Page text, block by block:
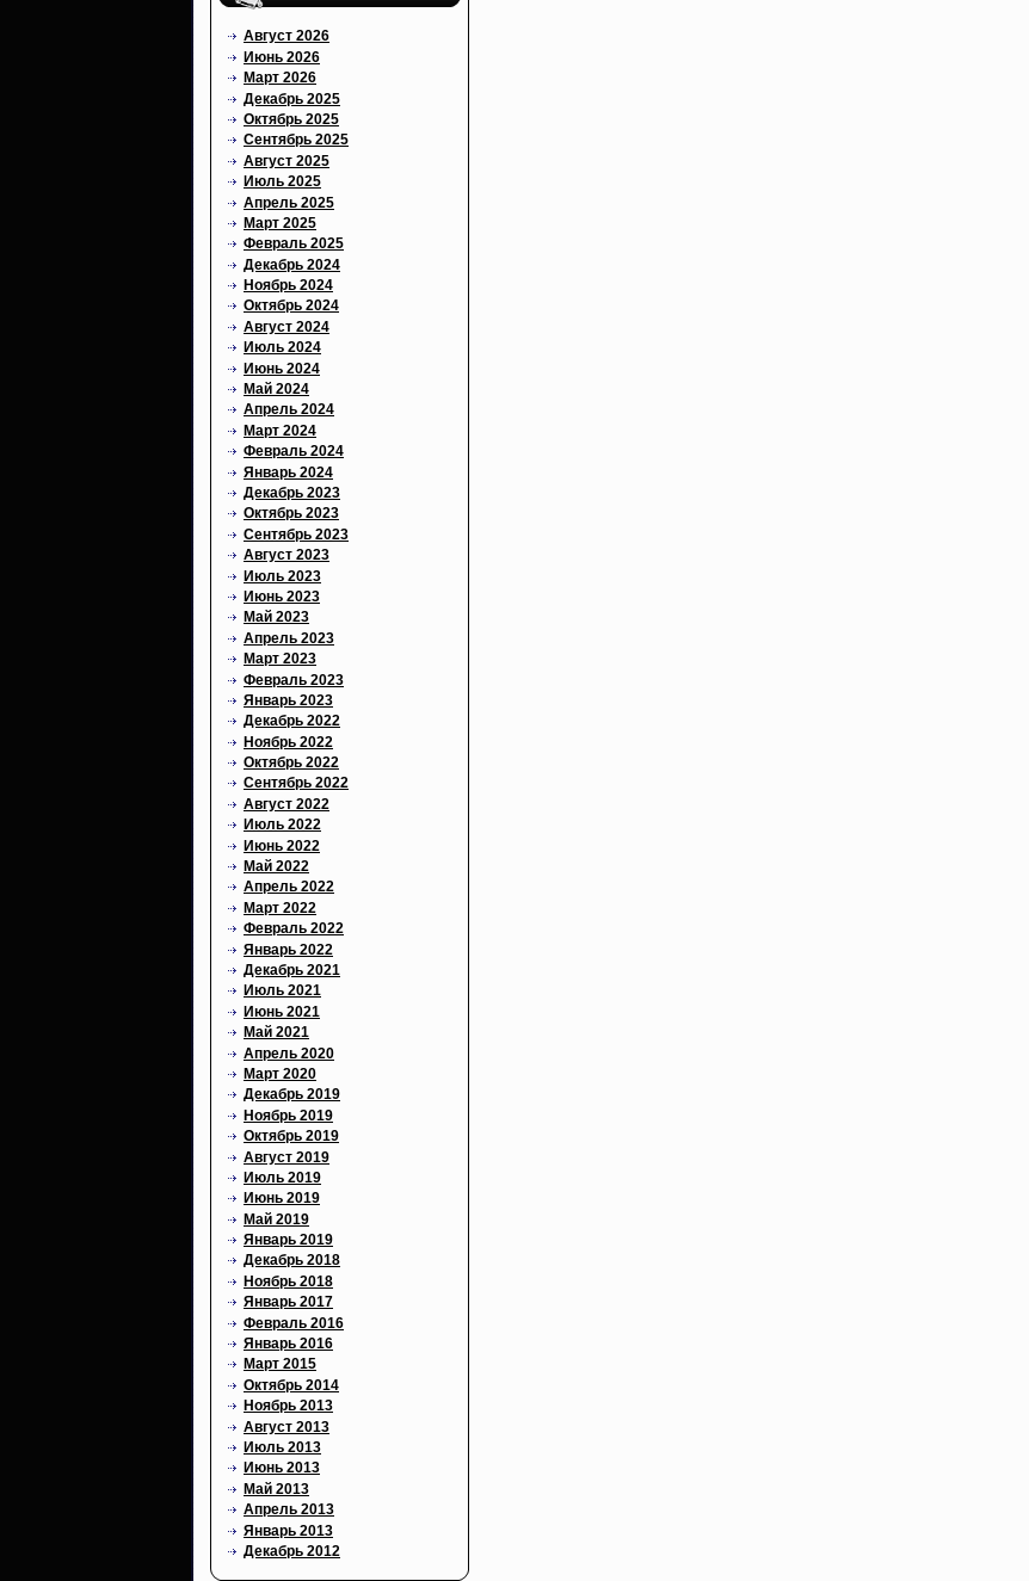
Август 2026
Июнь 2026
Март 2026
Декабрь 2025
Октябрь 2025
Сентябрь 2025
Август 2025
Июль 2025
Апрель 2025
Март 2025
Февраль 2025
Декабрь 2024
Ноябрь 2024
Октябрь 2024
Август 2024
Июль 2024
Июнь 2024
Май 2024
Апрель 2024
Март 2024
Февраль 2024
Январь 2024
Декабрь 2023
Октябрь 2023
Сентябрь 2023
Август 2023
Июль 2023
Июнь 2023
Май 2023
Апрель 2023
Март 2023
Февраль 2023
Январь 2023
Декабрь 2022
Ноябрь 2022
Октябрь 2022
Сентябрь 2022
Август 2022
Июль 2022
Июнь 2022
Май 2022
Апрель 2022
Март 2022
Февраль 2022
Январь 2022
Декабрь 2021
Июль 2021
Июнь 2021
Май 2021
Апрель 2020
Март 2020
Декабрь 2019
Ноябрь 2019
Октябрь 2019
Август 2019
Июль 2019
Июнь 2019
Май 2019
Январь 2019
Декабрь 2018
Ноябрь 2018
Январь 2017
Февраль 2016
Январь 2016
Март 2015
Октябрь 2014
Ноябрь 2013
Август 2013
Июль 2013
Июнь 2013
Май 2013
Апрель 2013
Январь 2013
Декабрь 2012